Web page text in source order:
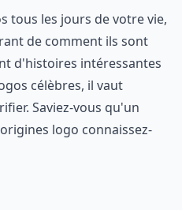
tous les jours de votre vie,
de comment ils sont
d'histoires intéressantes
célèbres, il vaut
Saviez-vous qu'un
logo connaissez-